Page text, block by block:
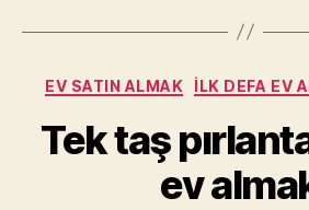
EV SATIN ALMAK İLK DEFA EV
Tek taş
ev